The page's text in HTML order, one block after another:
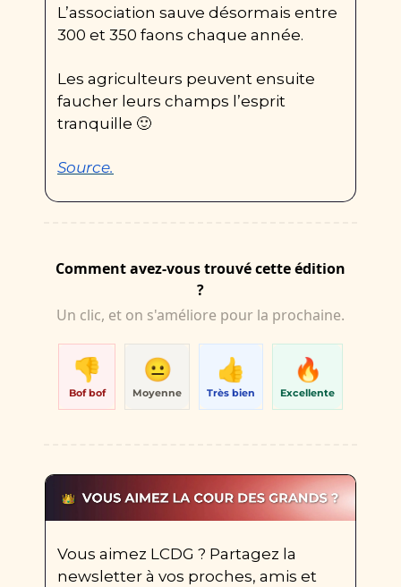
L’association sauve désormais entre
300 et 350 faons chaque année.
Les agriculteurs peuvent ensuite
faucher leurs champs l’esprit
tranquille 🙂
Source.
Comment avez-vous trouvé cette édition
?
Un clic, et on s'améliore pour la prochaine.
👎
Bof bof
😐
Moyenne
👍
Très bien
🔥
Excellente
Vous aimez LCDG ? Partagez la
newsletter à vos proches, amis et